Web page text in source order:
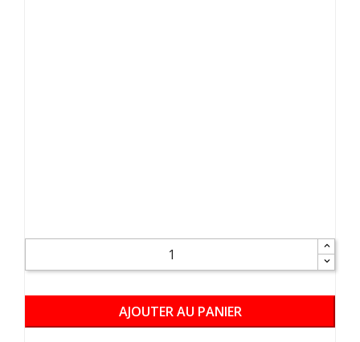
AJOUTER AU PANIER